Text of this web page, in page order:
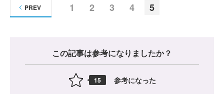
1 2 3 4 5
PREV
この記事は参考になりましたか？
15 参考になった